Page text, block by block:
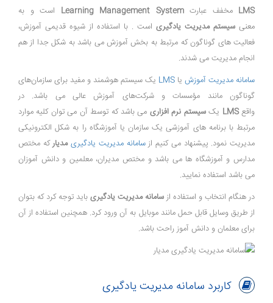
LMS مخفف عبارتLearning Management System است و به
معنی سیستم مدیریت یادگیری است . با استفاده از شیوه قدیمی آموزش،
فعالیت های گوناگون که مرتبط به بخش آموزش می باشد به شکل جدا از هم
انجام مدیریت می شدند.
سامانه مدیریت آموزش یا LMS یک سیستم هوشمند و مفید برای سازمان‌های
گوناگون مانند مؤسسات و شرکت‌های آموزش عالی می باشد. در
واقعLMS یکسیستم نرم افزاری می باشد که توسط آن می توان کلیه موارد
مرتبط با برنامه های آموزشی یک سازمان یا آموزشگاه را به شکل الکترونیکی
مدیریت نمود. پیشنهاد می کنیم ازسامانه مدیریت یادگیریمدیارکه مختص
مدارس و آموزشگاه ها می باشد و مختص مدیران، معلمین و دانش آموزان
می باشد استفاده نمایید.
در هنگام انتخاب و استفاده از سامانه مدیریت یادگیری باید توجه کرد که بتوان
از طریق وسایل قابل حمل مانند موبایل به آن ورود کرد. همچنین استفاده از آن
برای معلمان و دانش آموز راحت باشد.
کاربرد سامانه مدیریت یادگیری